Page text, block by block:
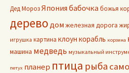
Дед МорозЯпония бабочкабожья
дереводомжелезная дорога
игрушка картина клоун корабль корзина
машина медведь музыкальный
петух планер птица рыба